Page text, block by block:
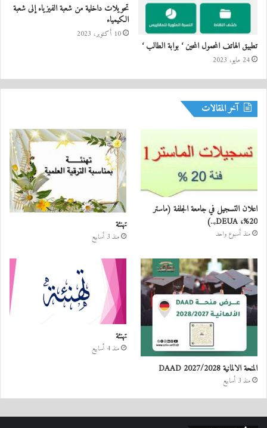
تطبيق الهاتف المحمول المحين ‘ بوابة الطالب ‘
24 مايو، 2023
تحويلات داخلية من شعبة الفيزياء إلى شعبة
الكيمياء
10 أكتوبر، 2023
آخر المقالات
اعلان التسجيل في جامعة الجلفة (ماستر
20%، DEUA,..)
منذ أسبوع واحد
تهنئة
منذ 3 أسابيع
المنحة الالمانية DAAD 2027/2028
منذ 3 أسابيع
تهنئة
منذ 4 أسابيع